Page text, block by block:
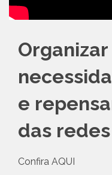
e
das
Confira AQUI